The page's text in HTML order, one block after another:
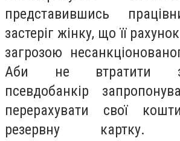
представившись
застеріг жінку, що її
загрозою
Аби не втратити
псевдобанкір
перерахувати свої
резервну картку.